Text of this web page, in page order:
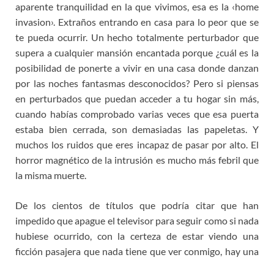
aparente tranquilidad en la que vivimos, esa es la ‹home
invasion›. Extraños entrando en casa para lo peor que se
te pueda ocurrir. Un hecho totalmente perturbador que
supera a cualquier mansión encantada porque ¿cuál es la
posibilidad de ponerte a vivir en una casa donde danzan
por las noches fantasmas desconocidos? Pero si piensas
en perturbados que puedan acceder a tu hogar sin más,
cuando habías comprobado varias veces que esa puerta
estaba bien cerrada, son demasiadas las papeletas. Y
muchos los ruidos que eres incapaz de pasar por alto. El
horror magnético de la intrusión es mucho más febril que
la misma muerte.
De los cientos de títulos que podría citar que han
impedido que apague el televisor para seguir como si nada
hubiese ocurrido, con la certeza de estar viendo una
ficción pasajera que nada tiene que ver conmigo, hay una